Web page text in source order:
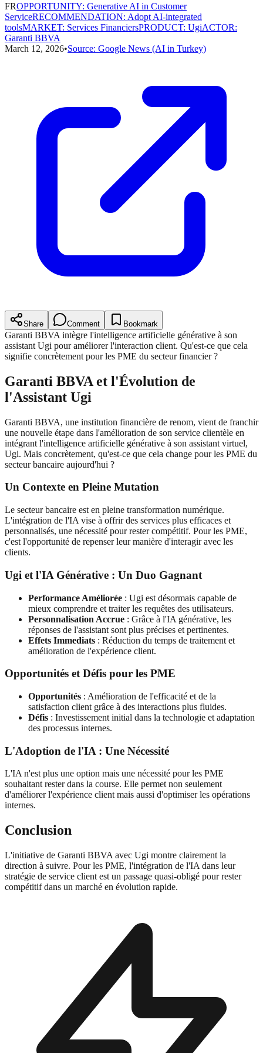
FROPPORTUNITY: Generative AI in Customer
ServiceRECOMMENDATION: Adopt AI-integrated
toolsMARKET: Services FinanciersPRODUCT: UgiACTOR:
Garanti BBVA
March 12, 2026•Source: Google News (AI in Turkey)
Share Comment Bookmark
Garanti BBVA intègre l'intelligence artificielle générative à son
assistant Ugi pour améliorer l'interaction client. Qu'est-ce que cela
signifie concrètement pour les PME du secteur financier ?
Garanti BBVA et l'Évolution de
l'Assistant Ugi
Garanti BBVA, une institution financière de renom, vient de franchir
une nouvelle étape dans l'amélioration de son service clientèle en
intégrant l'intelligence artificielle générative à son assistant virtuel,
Ugi. Mais concrètement, qu'est-ce que cela change pour les PME du
secteur bancaire aujourd'hui ?
Un Contexte en Pleine Mutation
Le secteur bancaire est en pleine transformation numérique.
L'intégration de l'IA vise à offrir des services plus efficaces et
personnalisés, une nécessité pour rester compétitif. Pour les PME,
c'est l'opportunité de repenser leur manière d'interagir avec les
clients.
Ugi et l'IA Générative : Un Duo Gagnant
Performance Améliorée : Ugi est désormais capable de
mieux comprendre et traiter les requêtes des utilisateurs.
Personnalisation Accrue : Grâce à l'IA générative, les
réponses de l'assistant sont plus précises et pertinentes.
Effets Immediats : Réduction du temps de traitement et
amélioration de l'expérience client.
Opportunités et Défis pour les PME
Opportunités : Amélioration de l'efficacité et de la
satisfaction client grâce à des interactions plus fluides.
Défis : Investissement initial dans la technologie et adaptation
des processus internes.
L'Adoption de l'IA : Une Nécessité
L'IA n'est plus une option mais une nécessité pour les PME
souhaitant rester dans la course. Elle permet non seulement
d'améliorer l'expérience client mais aussi d'optimiser les opérations
internes.
Conclusion
L'initiative de Garanti BBVA avec Ugi montre clairement la
direction à suivre. Pour les PME, l'intégration de l'IA dans leur
stratégie de service client est un passage quasi-obligé pour rester
compétitif dans un marché en évolution rapide.